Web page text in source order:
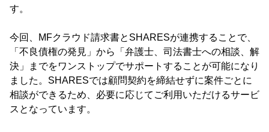
す。
今回、MFクラウド請求書とSHARESが連携することで、
「不良債権の発見」から「弁護士、司法書士への相談、解
決」までをワンストップでサポートすることが可能になり
ました。SHARESでは顧問契約を締結せずに案件ごとに
相談ができるため、必要に応じてご利用いただけるサービ
スとなっています。